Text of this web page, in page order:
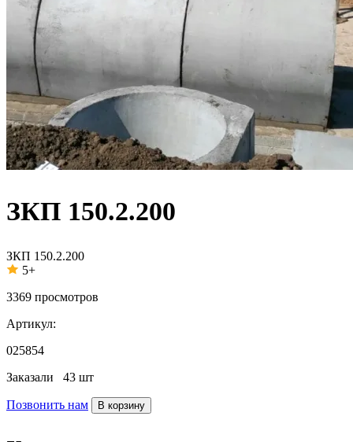
ЗКП 150.2.200
ЗКП 150.2.200
5+
3369 просмотров
Артикул:
025854
Заказали 43 шт
Позвонить нам В корзину